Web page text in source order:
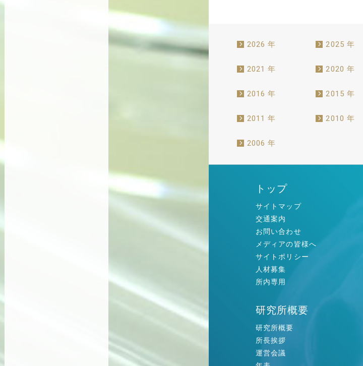
2026 年 2025 年
2021 年 2020 年
2016 年 2015 年
2011 年 2010 年
2006 年
トップ
サイトマップ
交通案内
お問い合わせ
メディアの皆様へ
サイトポリシー
人材募集
所内専用
研究所概要
研究所概要
所長挨拶
運営会議